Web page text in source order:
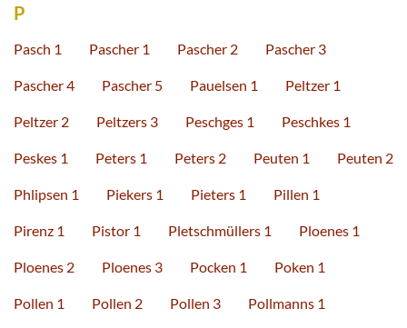
P
Pasch 1 Pascher 1 Pascher 2 Pascher 3
Pascher 4 Pascher 5 Pauelsen 1 Peltzer 1
Peltzer 2 Peltzers 3 Peschges 1 Peschkes 1
Peskes 1 Peters 1 Peters 2 Peuten 1 Peuten 2
Phlipsen 1 Piekers 1 Pieters 1 Pillen 1
Pirenz 1 Pistor 1 Pletschmüllers 1 Ploenes 1
Ploenes 2 Ploenes 3 Pocken 1 Poken 1
Pollen 1 Pollen 2 Pollen 3 Pollmanns 1